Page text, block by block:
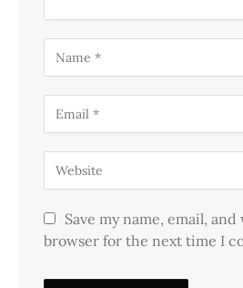
Save my name, email,
browser for the next time I